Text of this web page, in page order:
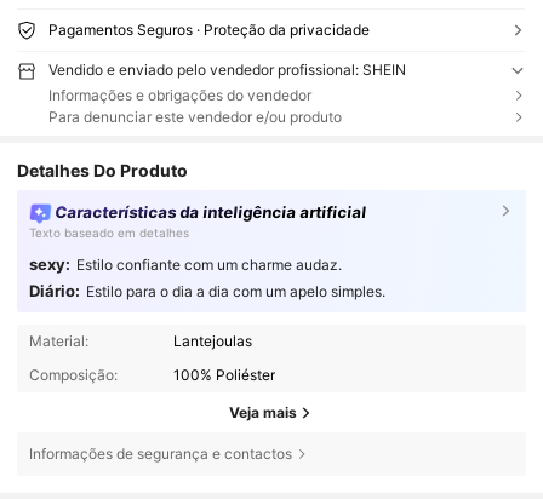
Pagamentos Seguros · Proteção da privacidade
Vendido e enviado pelo vendedor profissional: SHEIN
Informações e obrigações do vendedor
Para denunciar este vendedor e/ou produto
Detalhes Do Produto
Características da inteligência artificial
Texto baseado em detalhes
sexy: Estilo confiante com um charme audaz.
Diário: Estilo para o dia a dia com um apelo simples.
Material:
Lantejoulas
Composição:
100% Poliéster
Veja mais
Informações de segurança e contactos